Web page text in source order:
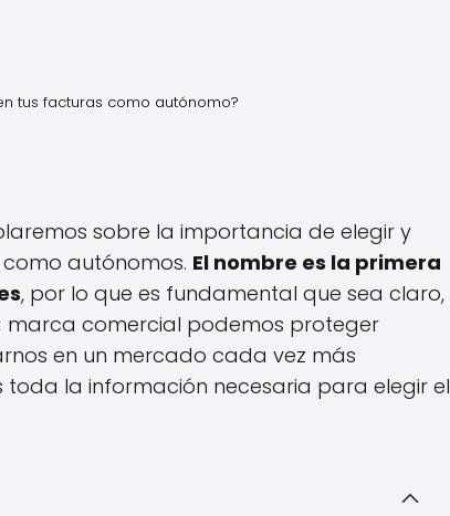
tus facturas como autónomo?
sobre la importancia de elegir y
autónomos. El nombre es la primera
, por lo que es fundamental que sea claro,
marca comercial podemos proteger
en un mercado cada vez más
la información necesaria para elegir el